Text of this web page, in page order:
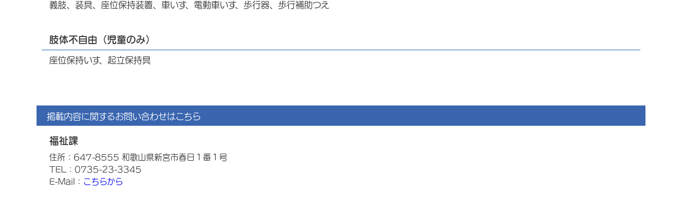
義肢、装具、座位保持装置、車いす、電動車いす、歩行器、歩行補助つえ
肢体不自由（児童のみ）
座位保持いす、起立保持具
掲載内容に関するお問い合わせはこちら
福祉課
住所：647-8555 和歌山県新宮市春日１番１号
TEL：0735-23-3345
E-Mail： こちらから